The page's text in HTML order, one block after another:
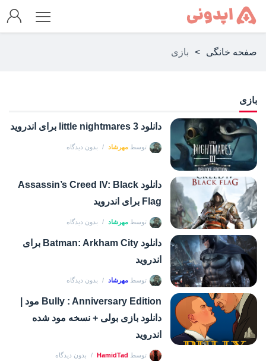
صفحه خانگی > بازی
بازی
دانلود little nightmares 3 برای اندروید
توسط مهرشاد بدون دیدگاه
دانلود Assassin’s Creed IV: Black
Flag برای اندروید
توسط مهرشاد بدون دیدگاه
دانلود Batman: Arkham City برای
اندروید
توسط مهرشاد بدون دیدگاه
Bully : Anniversary Edition مود |
دانلود بازی بولی + نسخه مود شده
اندروید
توسط HamidTad بدون دیدگاه